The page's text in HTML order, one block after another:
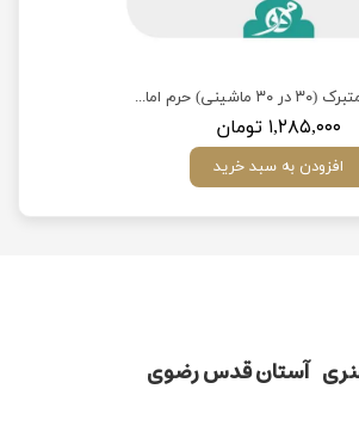
تابلو فرش متبرک (۳۰ در ۳۰ ماشینی) حرم امام رضا (ع)
۱,۲۸۵,۰۰۰ تومان
افزودن به سبد خرید
آستان قدس رضوی​​​​​​​​​​​​​​